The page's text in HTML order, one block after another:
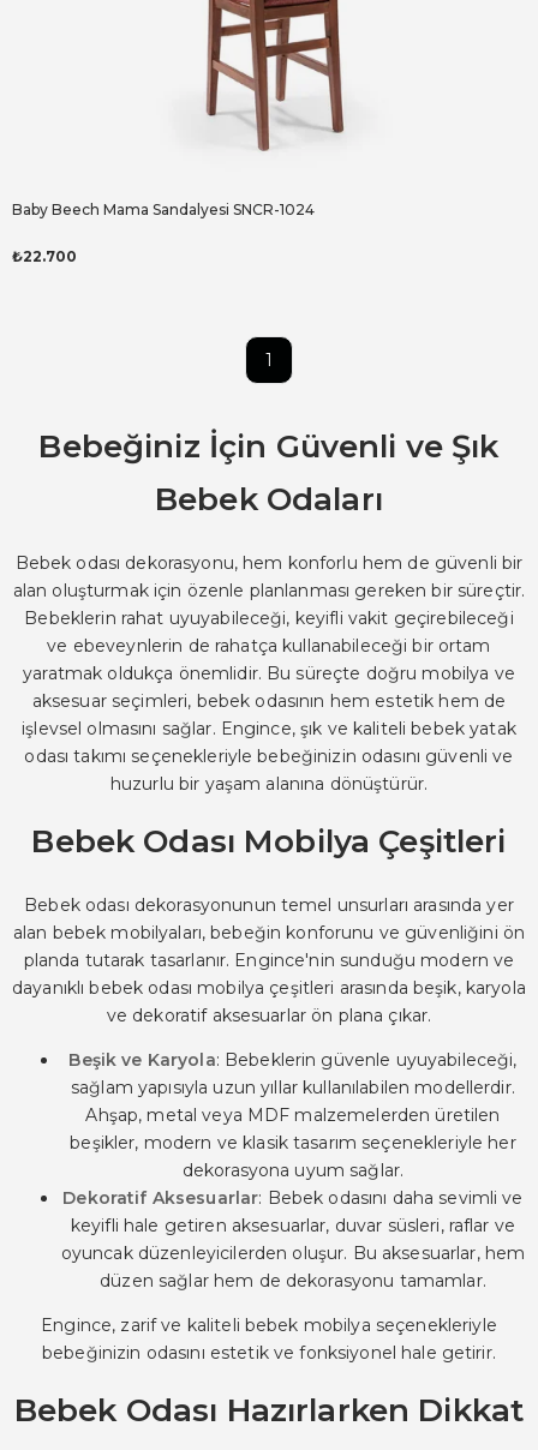
Baby Beech Mama Sandalyesi SNCR-1024
₺22.700
1
Bebeğiniz İçin Güvenli ve Şık
Bebek Odaları
Bebek odası dekorasyonu, hem konforlu hem de güvenli bir
alan oluşturmak için özenle planlanması gereken bir süreçtir.
Bebeklerin rahat uyuyabileceği, keyifli vakit geçirebileceği
ve ebeveynlerin de rahatça kullanabileceği bir ortam
yaratmak oldukça önemlidir. Bu süreçte doğru mobilya ve
aksesuar seçimleri, bebek odasının hem estetik hem de
işlevsel olmasını sağlar. Engince, şık ve kaliteli bebek yatak
odası takımı seçenekleriyle bebeğinizin odasını güvenli ve
huzurlu bir yaşam alanına dönüştürür.
Bebek Odası Mobilya Çeşitleri
Bebek odası dekorasyonunun temel unsurları arasında yer
alan bebek mobilyaları, bebeğin konforunu ve güvenliğini ön
planda tutarak tasarlanır. Engince'nin sunduğu modern ve
dayanıklı bebek odası mobilya çeşitleri arasında beşik, karyola
ve dekoratif aksesuarlar ön plana çıkar.
Beşik ve Karyola: Bebeklerin güvenle uyuyabileceği,
sağlam yapısıyla uzun yıllar kullanılabilen modellerdir.
Ahşap, metal veya MDF malzemelerden üretilen
beşikler, modern ve klasik tasarım seçenekleriyle her
dekorasyona uyum sağlar.
Dekoratif Aksesuarlar: Bebek odasını daha sevimli ve
keyifli hale getiren aksesuarlar, duvar süsleri, raflar ve
oyuncak düzenleyicilerden oluşur. Bu aksesuarlar, hem
düzen sağlar hem de dekorasyonu tamamlar.
Engince, zarif ve kaliteli bebek mobilya seçenekleriyle
bebeğinizin odasını estetik ve fonksiyonel hale getirir.
Bebek Odası Hazırlarken Dikkat